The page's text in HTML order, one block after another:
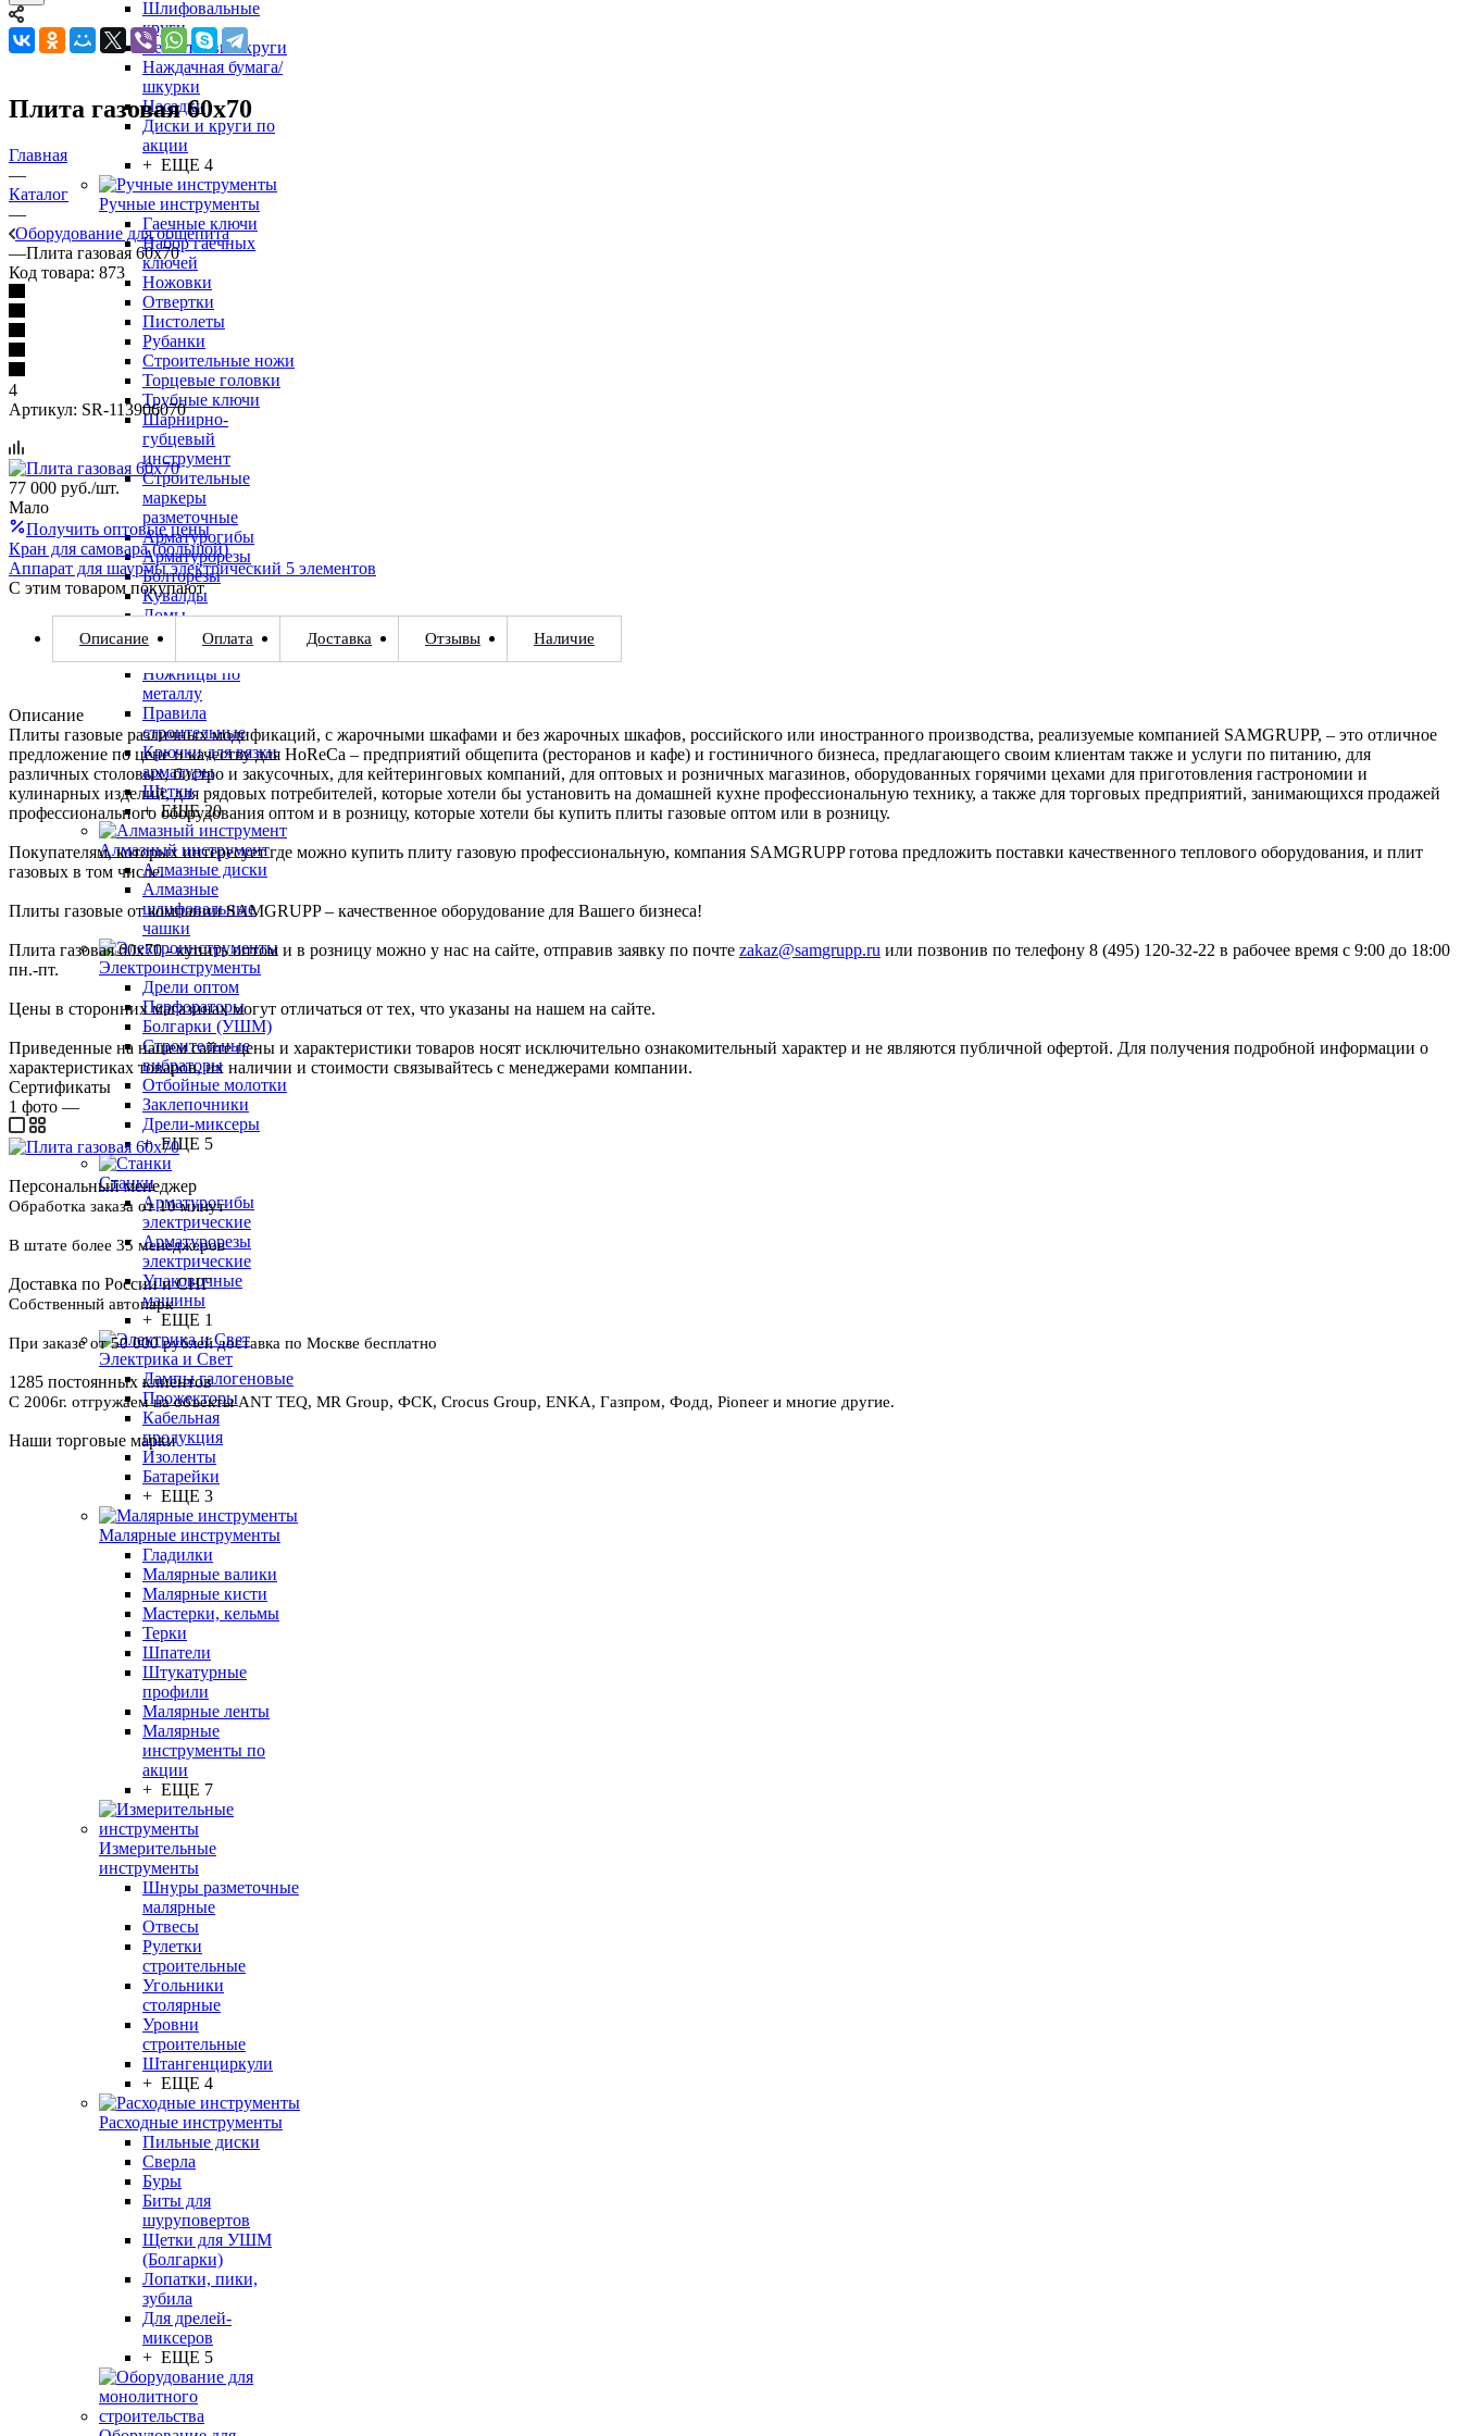
Шлифовальные
круги
Лепестковые круги
Наждачная бумага/
шкурки
Насадки
Диски и круги по
акции
+ ЕЩЕ 4
Ручные инструменты
Гаечные ключи
Набор гаечных
ключей
Ножовки
Отвертки
Пистолеты
Рубанки
Строительные ножи
Торцевые головки
Трубные ключи
Шарнирно-
губцевый
инструмент
Строительные
маркеры
разметочные
Арматурогибы
Арматурорезы
Болторезы
Кувалды
Ломы
Лопаты
Ножницы по
металлу
Правила
строительные
Крючки для вязки
арматуры
Щетки
+ ЕЩЕ 20
Алмазный инструмент
Алмазные диски
Алмазные
шлифовальные
чашки
Электроинструменты
Дрели оптом
Перфораторы
Болгарки (УШМ)
Строительные
вибраторы
Отбойные молотки
Заклепочники
Дрели-миксеры
+ ЕЩЕ 5
Станки
Арматурогибы
электрические
Арматурорезы
электрические
Упаковочные
машины
+ ЕЩЕ 1
Электрика и Свет
Лампы галогеновые
Прожекторы
Кабельная
продукция
Изоленты
Батарейки
+ ЕЩЕ 3
Малярные инструменты
Гладилки
Малярные валики
Малярные кисти
Мастерки, кельмы
Терки
Шпатели
Штукатурные
профили
Малярные ленты
Малярные
инструменты по
акции
+ ЕЩЕ 7
Измерительные
инструменты
Шнуры разметочные
малярные
Отвесы
Рулетки
строительные
Угольники
столярные
Уровни
строительные
Штангенциркули
+ ЕЩЕ 4
Расходные инструменты
Пильные диски
Сверла
Буры
Биты для
шуруповертов
Щетки для УШМ
(Болгарки)
Лопатки, пики,
зубила
Для дрелей-
миксеров
+ ЕЩЕ 5
Плита газовая 60х70
Главная
—
Каталог
—
Оборудование для общепита
—Плита газовая 60х70
Код товара: 873
4
Артикул: SR-113906070
77 000 руб./шт.
Мало
Получить оптовые цены
Кран для самовара (большой)
Аппарат для шаурмы электрический 5 элементов
С этим товаром покупают
Описание Оплата Доставка Отзывы Наличие
Описание
Плиты газовые различных модификаций, с жарочными шкафами и без жарочных шкафов, российского или иностранного производства, реализуемые компанией SAMGRUPP, – это отличное
предложение по цене и качеству для HoReCa – предприятий общепита (ресторанов и кафе) и гостиничного бизнеса, предлагающего своим клиентам также и услуги по питанию, для
различных столовых, бистро и закусочных, для кейтеринговых компаний, для оптовых и розничных магазинов, оборудованных горячими цехами для приготовления гастрономии и
кулинарных изделий, для рядовых потребителей, которые хотели бы установить на домашней кухне профессиональную технику, а также для торговых предприятий, занимающихся продажей
профессионального оборудования оптом и в розницу, которые хотели бы купить плиты газовые оптом или в розницу.
Покупателям, которых интересует где можно купить плиту газовую профессиональную, компания SAMGRUPP готова предложить поставки качественного теплового оборудования, и плит
газовых в том числе.
Плиты газовые от компании SAMGRUPP – качественное оборудование для Вашего бизнеса!
Плита газовая 60х70 - купить оптом и в розницу можно у нас на сайте, отправив заявку по почте zakaz@samgrupp.ru или позвонив по телефону 8 (495) 120-32-22 в рабочее время с 9:00 до 18:00
пн.-пт.
Цены в сторонних магазинах могут отличаться от тех, что указаны на нашем на сайте.
Приведенные на нашем сайте цены и характеристики товаров носят исключительно ознакомительный характер и не являются публичной офертой. Для получения подробной информации о
характеристиках товаров, их наличии и стоимости связывайтесь с менеджерами компании.
Сертификаты
1 фото —
Персональный менеджер
Обработка заказа от 10 минут
В штате более 35 менеджеров
Доставка по России и СНГ
Собственный автопарк
При заказе от 50 000 рублей доставка по Москве бесплатно
1285 постоянных клиентов
С 2006г. отгружаем на объекты ANT TEQ, MR Group, ФСК, Crocus Group, ENKA, Газпром, Фодд, Pioneer и многие другие.
Наши торговые марки